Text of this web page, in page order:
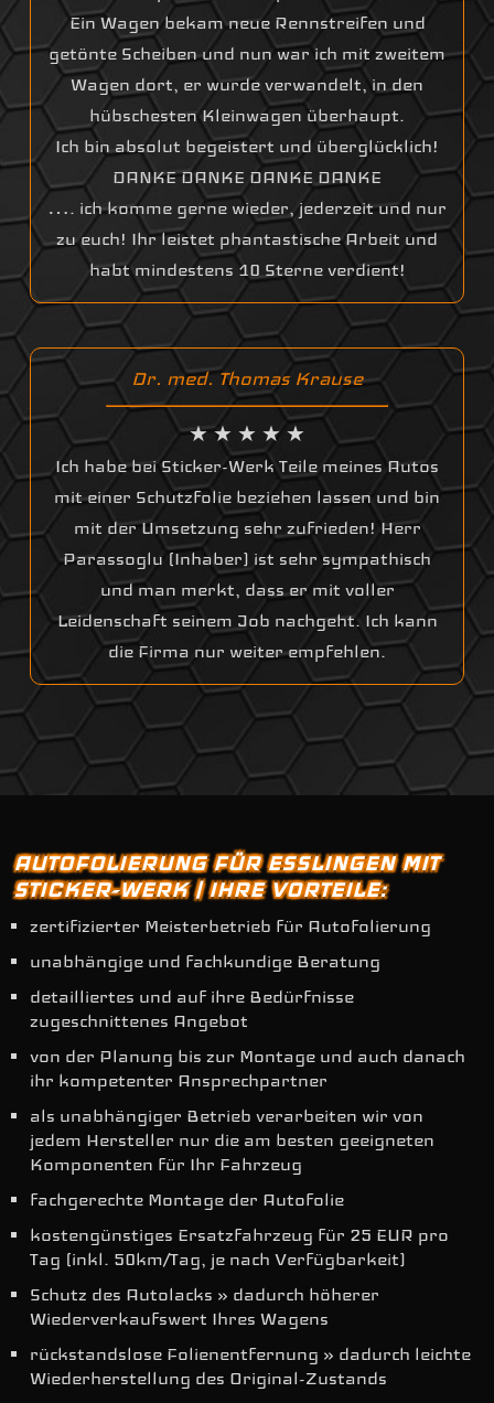
Ein Wagen bekam neue Rennstreifen und
getönte Scheiben und nun war ich mit zweitem
Wagen dort, er wurde verwandelt, in den
hübschesten Kleinwagen überhaupt.
Ich bin absolut begeistert und überglücklich!
DANKE DANKE DANKE DANKE
…. ich komme gerne wieder, jederzeit und nur
zu euch! Ihr leistet phantastische Arbeit und
habt mindestens 10 Sterne verdient!
Dr. med. Thomas Krause
★ ★ ★ ★ ★
Ich habe bei Sticker-Werk Teile meines Autos
mit einer Schutzfolie beziehen lassen und bin
mit der Umsetzung sehr zufrieden! Herr
Parassoglu (Inhaber) ist sehr sympathisch
und man merkt, dass er mit voller
Leidenschaft seinem Job nachgeht. Ich kann
die Firma nur weiter empfehlen.
AUTOFOLIERUNG FÜR ESSLINGEN MIT
STICKER-WERK | IHRE VORTEILE:
zertifizierter Meisterbetrieb für Autofolierung
unabhängige und fachkundige Beratung
detailliertes und auf ihre Bedürfnisse
zugeschnittenes Angebot
von der Planung bis zur Montage und auch danach
ihr kompetenter Ansprechpartner
als unabhängiger Betrieb verarbeiten wir von
jedem Hersteller nur die am besten geeigneten
Komponenten für Ihr Fahrzeug
fachgerechte Montage der Autofolie
kostengünstiges Ersatzfahrzeug für 25 EUR pro
Tag (inkl. 50km/Tag, je nach Verfügbarkeit)
Schutz des Autolacks » dadurch höherer
Wiederverkaufswert Ihres Wagens
rückstandslose Folienentfernung » dadurch leichte
Wiederherstellung des Original-Zustands